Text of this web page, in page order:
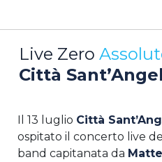
Live Zero
Città
Il 13 luglio Città
ospitato il concerto live
band capitanata da